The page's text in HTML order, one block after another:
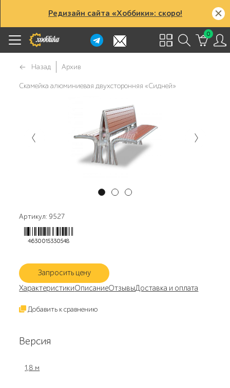
Редизайн сайта «Хоббики»: скоро!
0
Назад Архив
Скамейка алюминиевая двухсторонняя «Сидней»
Артикул: 9527
4630015330548
Запросить цену
ХарактеристикиОписаниеОтзывыДоставка и оплата
Добавить к сравнению
Версия
1,8 м